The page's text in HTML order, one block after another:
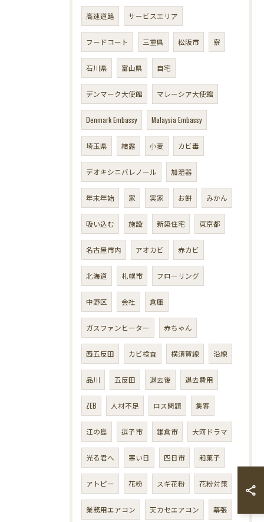
高速道路 サービスエリア
フードコート 三重県 松阪市 寮
石川県 富山県 自宅
デンマーク大使館 マレーシア大使館
Denmark Embassy Malaysia Embassy
埼玉県 結露 小麦 カビ毒
デオキシニバレノール 加湿器
年末年始 家 実家 お餅 みかん
吸い込む 施設 新築住宅 東京都
名古屋市内 アオカビ 赤カビ
北海道 札幌市 フローリング
中野区 会社 倉庫
ガスファンヒーター 赤ちゃん
西五反田 カビ検査 横須賀線 沿線
品川 五反田 退去後 退去費用
ZEB 人材不足 ロス問題 集客
江の島 逗子市 鎌倉市 大河ドラマ
光る君へ 寒い日 四日市 和菓子
アトピー 花粉 スギ花粉 花粉対策
業務用エアコン 天カセエアコン 幕張